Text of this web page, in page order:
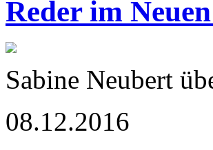
Reder im
Sabine Neubert
08.12.2016